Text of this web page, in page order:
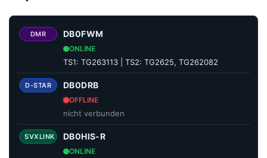
DMR DB0FWM
ONLINE
TS1: TG263113 | TS2: TG2625, TG262082
D-STAR DB0DRB
OFFLINE
nicht verbunden
SVXLINK DB0HIS-R
ONLINE